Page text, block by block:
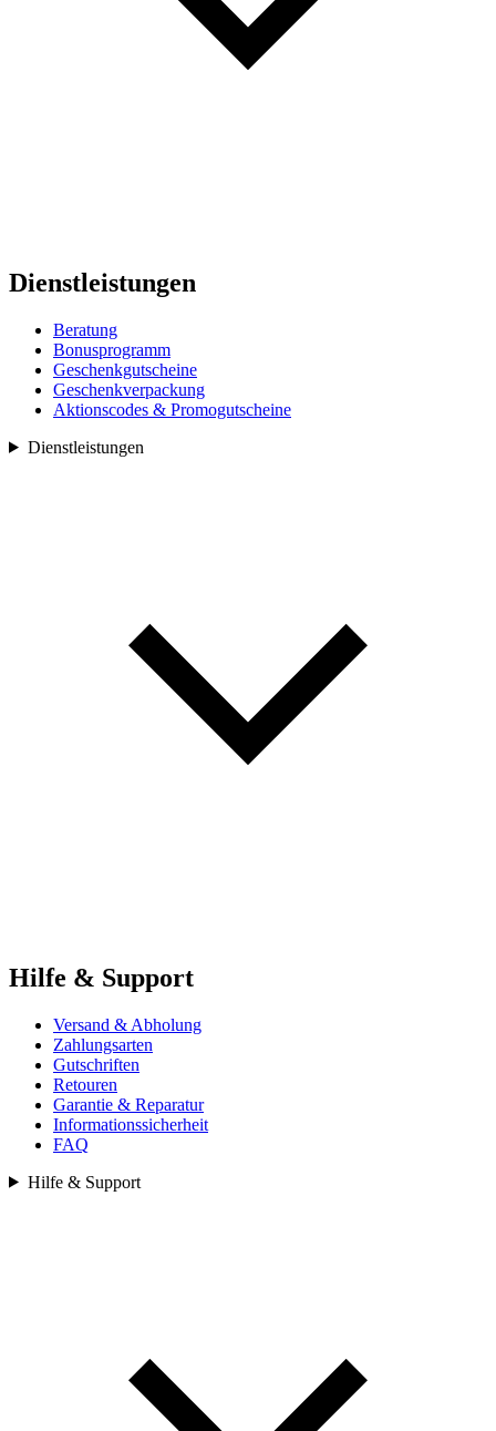
Dienstleistungen
Beratung
Bonusprogramm
Geschenkgutscheine
Geschenkverpackung
Aktionscodes & Promogutscheine
Dienstleistungen
Hilfe & Support
Versand & Abholung
Zahlungsarten
Gutschriften
Retouren
Garantie & Reparatur
Informationssicherheit
FAQ
Hilfe & Support